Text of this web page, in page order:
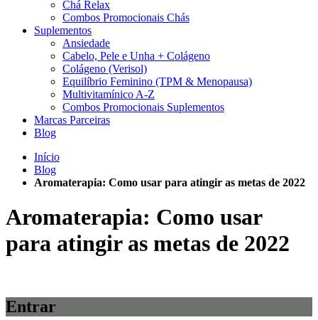
Chá Relax
Combos Promocionais Chás
Suplementos
Ansiedade
Cabelo, Pele e Unha + Colágeno
Colágeno (Verisol)
Equilíbrio Feminino (TPM & Menopausa)
Multivitamínico A-Z
Combos Promocionais Suplementos
Marcas Parceiras
Blog
Início
Blog
Aromaterapia: Como usar para atingir as metas de 2022
Aromaterapia: Como usar
para atingir as metas de 2022
Entrar